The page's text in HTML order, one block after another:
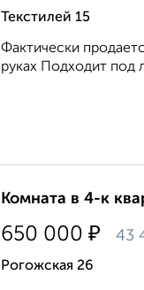
Текстилей 15
Фактически
руках Подходит под
Комната в 4-к
650 000 ₽ 43
Рогожская 26